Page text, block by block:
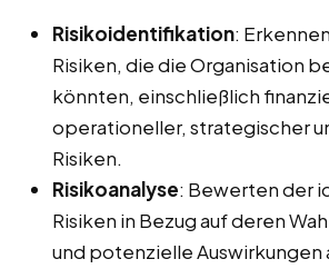
Risikoidentifikation:
Risiken, die die Organisation
könnten, einschließlich
operationeller, strategischer
Risiken.
Risikoanalyse: Bewerten der
Risiken in Bezug auf deren
und potenzielle Auswirkungen